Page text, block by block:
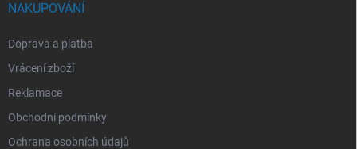
NAKUPOVÁNÍ
Doprava a platba
Vrácení zboží
Reklamace
Obchodní podmínky
Ochrana osobních údajů